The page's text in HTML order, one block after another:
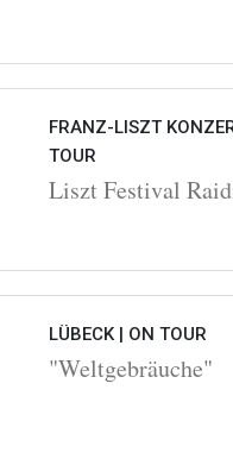
FRANZ-LISZT
TOUR
Liszt Festival
LÜBECK | ON TOUR
"Weltgebräuche"